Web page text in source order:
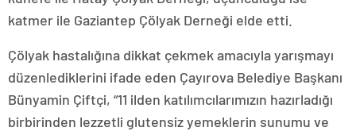
katmer ile Gaziantep Çölyak Derneği elde etti.
Çölyak hastalığına dikkat çekmek amacıyla yarışmayı
düzenlediklerini ifade eden Çayırova Belediye Başkanı
Bünyamin Çiftçi, “11 ilden katılımcılarımızın hazırladığı
birbirinden lezzetli glutensiz yemeklerin sunumu ve